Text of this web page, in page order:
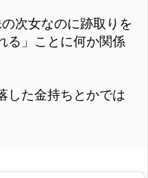
次女なのに跡取りを
る」ことに何か関係
した金持ちとかでは